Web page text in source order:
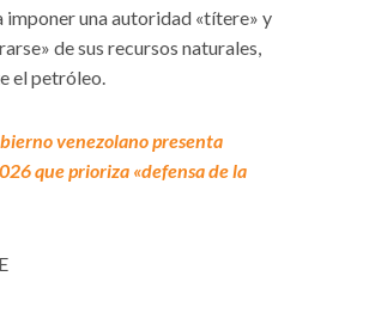
imponer una autoridad «títere» y
de sus recursos naturales,
el petróleo.
venezolano presenta
que prioriza «defensa de la